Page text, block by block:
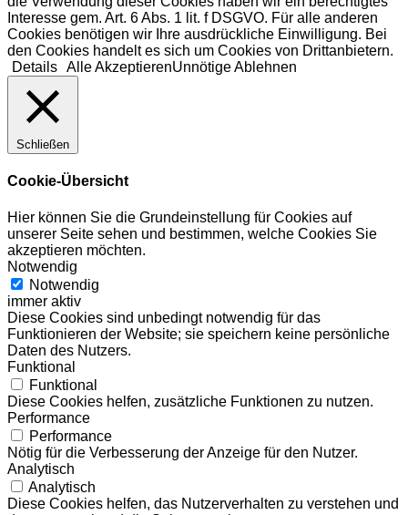
Interesse gem. Art. 6 Abs. 1 lit. f DSGVO. Für alle anderen
Cookies benötigen wir Ihre ausdrückliche Einwilligung. Bei
den Cookies handelt es sich um Cookies von Drittanbietern.
Details Alle AkzeptierenUnnötige Ablehnen
Schließen
Cookie-Übersicht
Hier können Sie die Grundeinstellung für Cookies auf
unserer Seite sehen und bestimmen, welche Cookies Sie
akzeptieren möchten.
Notwendig
Notwendig
immer aktiv
Diese Cookies sind unbedingt notwendig für das
Funktionieren der Website; sie speichern keine persönliche
Daten des Nutzers.
Funktional
Funktional
Diese Cookies helfen, zusätzliche Funktionen zu nutzen.
Performance
Performance
Nötig für die Verbesserung der Anzeige für den Nutzer.
Analytisch
Analytisch
Diese Cookies helfen, das Nutzerverhalten zu verstehen und